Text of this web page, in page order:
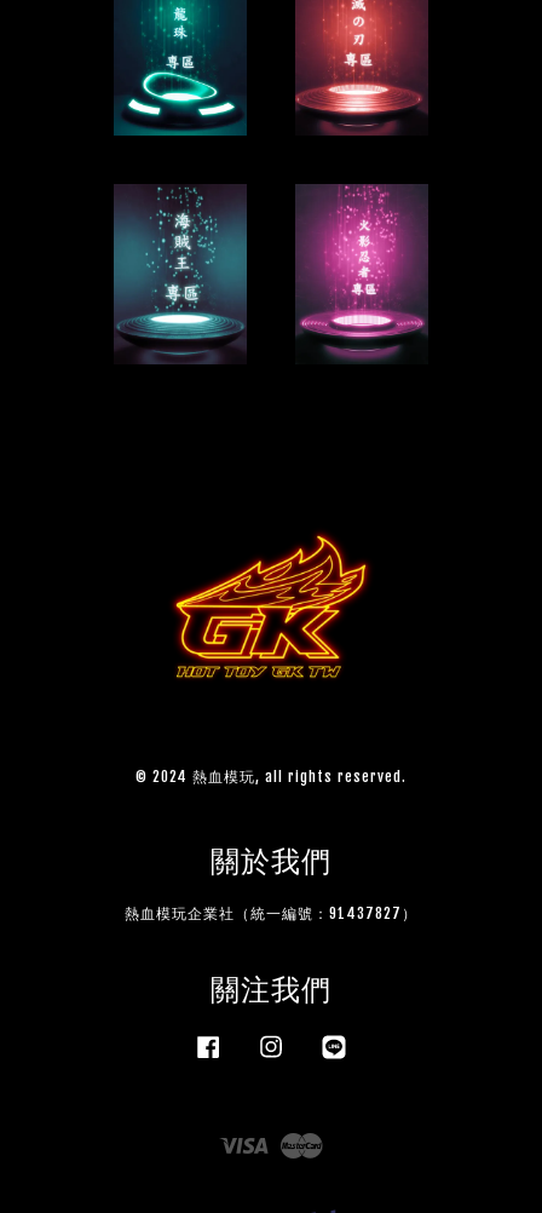
© 2024 熱血模玩, all rights reserved.
關於我們
熱血模玩企業社（統一編號：91437827）
關注我們
Facebook Instagram
Visa